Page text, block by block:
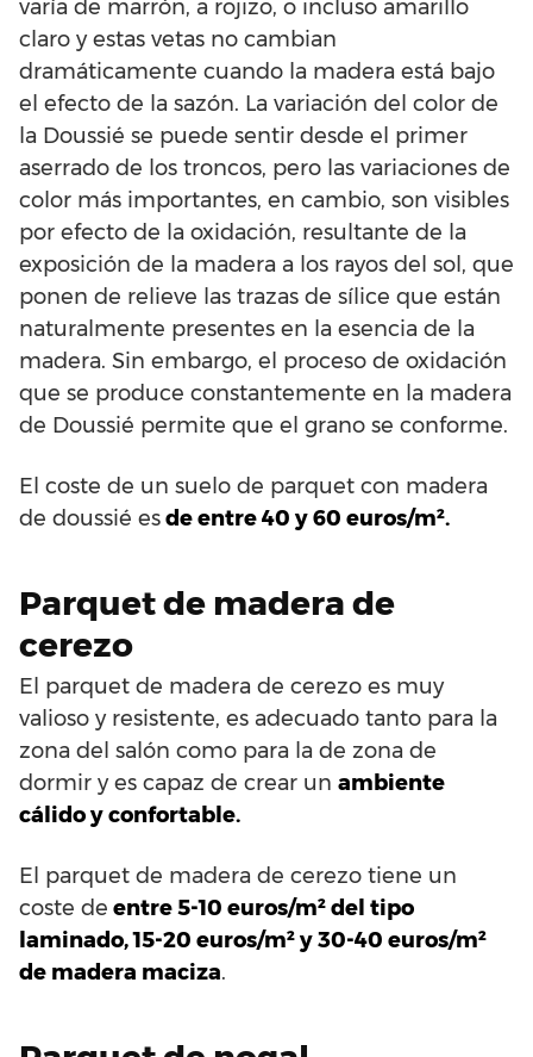
varía de marrón, a rojizo, o incluso amarillo
claro y estas vetas no cambian
dramáticamente cuando la madera está bajo
el efecto de la sazón. La variación del color de
la Doussié se puede sentir desde el primer
aserrado de los troncos, pero las variaciones de
color más importantes, en cambio, son visibles
por efecto de la oxidación, resultante de la
exposición de la madera a los rayos del sol, que
ponen de relieve las trazas de sílice que están
naturalmente presentes en la esencia de la
madera. Sin embargo, el proceso de oxidación
que se produce constantemente en la madera
de Doussié permite que el grano se conforme.
El coste de un suelo de parquet con madera
de doussié esde entre 40 y 60 euros/m².
Parquet de madera de
cerezo
El parquet de madera de cerezo es muy
valioso y resistente, es adecuado tanto para la
zona del salón como para la de zona de
dormir y es capaz de crear un ambiente
cálido y confortable.
El parquet de madera de cerezo tiene un
coste de entre 5-10 euros/m² del tipo
laminado, 15-20 euros/m² y 30-40 euros/m²
de madera maciza.